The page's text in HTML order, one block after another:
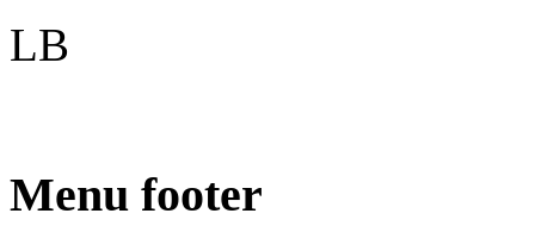
LB
Menu footer